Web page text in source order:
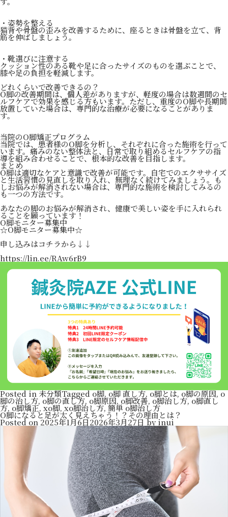
・姿勢を整える
猫背や骨盤の歪みを改善するために、座るときは骨盤を立て、背
筋を伸ばしましょう。
・靴選びに注意する
クッション性のある靴や足に合ったサイズのものを選ぶことで、
膝や足の負担を軽減します。
どれくらいで改善できるの？
O脚の改善期間は、個人差がありますが、軽度の場合は数週間のセ
ルフケアで効果を感じる方もいます。ただし、重度のO脚や長期間
放置していた場合は、専門的な治療が必要になることがありま
す。
当院のO脚矯正プログラム
当院では、患者様のO脚を分析し、それぞれに合った施術を行って
います。痛みのない整体法と、日常で取り組めるセルフケアの指
導を組み合わせることで、根本的な改善を目指します。
まとめ
O脚は適切なケアと意識で改善が可能です。自宅でのエクササイズ
と生活習慣の見直しを取り入れ、無理なく続けてみましょう。も
しお悩みが解消されない場合は、専門的な施術を検討してみるの
も一つの方法です。
あなたの脚のお悩みが解消され、健康で美しい姿を手に入れられ
ることを願っています！
O脚モニター募集中
☆O脚モニター募集中☆
申し込みはコチラから↓↓
https://lin.ee/RAw6rB9
Posted in未分類Taggedo脚,o脚 直し方,o脚とは,o脚の原因,o
脚の治し方, o脚の直し方,o脚原因,o脚改善,o脚治し方,o脚直し
方,o脚矯正, xo脚,xo脚治し方,簡単 o脚治し方
O脚になると足が太く見えちゃう！？その理由とは？
Posted on2025年1月6日2026年3月27日byinui